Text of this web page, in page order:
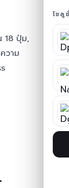
โซลู
18 ปุ่ม,
วาม